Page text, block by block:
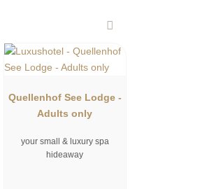
Quellenhof See Lodge -
Adults only
your small & luxury spa
hideaway